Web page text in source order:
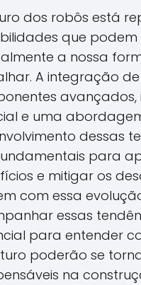
dos robôs está
que
a nossa
A integração de
avançados,
e uma
dessas
para
e mitigar os
com essa
essas
para entender
poderão se
na